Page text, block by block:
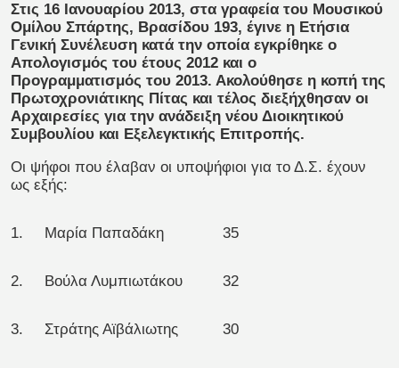
Στις 16 Ιανουαρίου 2013, στα γραφεία του Μουσικού
Ομίλου Σπάρτης, Βρασίδου 193, έγινε η Ετήσια
Γενική Συνέλευση κατά την οποία εγκρίθηκε ο
Απολογισμός του έτους 2012 και ο
Προγραμματισμός του 2013. Ακολούθησε η κοπή της
Πρωτοχρονιάτικης Πίτας και τέλος διεξήχθησαν οι
Αρχαιρεσίες για την ανάδειξη νέου Διοικητικού
Συμβουλίου και Εξελεγκτικής Επιτροπής.
Οι ψήφοι που έλαβαν οι υποψήφιοι για το Δ.Σ. έχουν
ως εξής:
1. Μαρία Παπαδάκη 35
2. Βούλα Λυμπιωτάκου 32
3. Στράτης Αϊβάλιωτης 30